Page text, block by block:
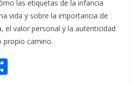
las etiquetas de la infancia
vida y sobre la importancia de
el valor personal y la autenticidad
propio camino.